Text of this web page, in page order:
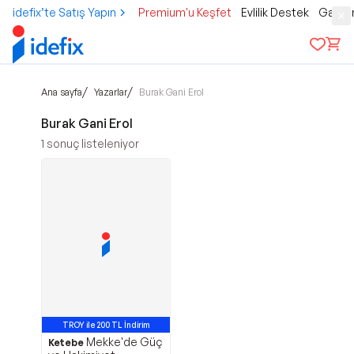
idefix’te Satış Yapın Premium'u Keşfet Evlilik Destek
Ana sayfa/ Yazarlar/ Burak Gani Erol
Burak Gani Erol
1 sonuç listeleniyor
TROY ile 200 TL İndirim
Ketebe Mekke'de Güç